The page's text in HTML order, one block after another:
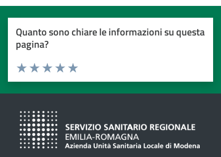
Quanto sono chiare le informazioni su questa
pagina?
Valuta da 1 a 5 stelle
Valuta 5 stelle su 5
Valuta 4 stelle su 5
Valuta 3 stelle su 5
Valuta 2 stelle su 5
Valuta 1 stelle su 5